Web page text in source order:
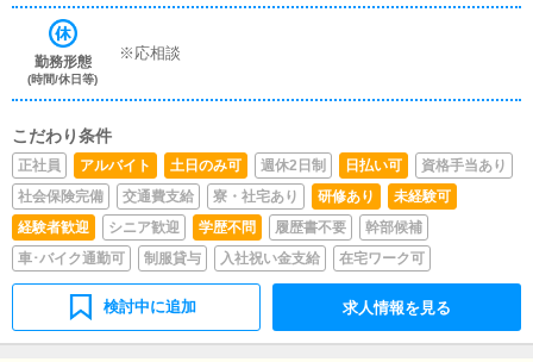
※週6勤務のかた積極採用中
勤務形態
(時間/休日等)
※応相談
こだわり条件
正社員 アルバイト 土日のみ可 週休2日制 日払い可
資格手当あり
社会保険完備
交通費支給 寮・社宅あり 研修あり
未経験可
経験者歓迎
シニア歓迎 学歴不問 履歴書不要
幹部候補
車･バイク通勤可
制服貸与 入社祝い金支給 在宅ワーク可
検討中に追加 求人情報を見る